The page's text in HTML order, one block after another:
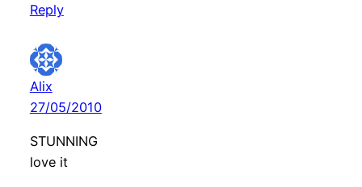
Reply
Alix
27/05/2010
STUNNING
love it